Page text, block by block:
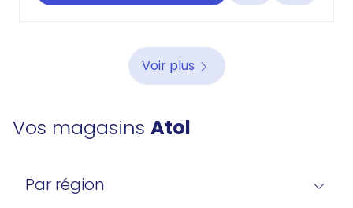
Voir plus
Vos magasins Atol
Par région